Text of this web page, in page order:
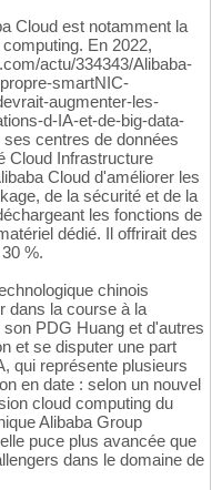
Cloud est notamment la
En 2022,
actu/334343/Alibaba-
smartNIC-
augmenter-les-
d-IA-et-de-big-data-
centres de données
Cloud Infrastructure
Cloud d'améliorer les
de la sécurité et de la
les fonctions de
dédié. Il offrirait des
%.
chinois
dans la course à la
PDG Huang et d'autres
et se disputer une part
qui représente plusieurs
en date : selon un nouvel
cloud computing du
Alibaba Group
puce plus avancée que
dans le domaine de